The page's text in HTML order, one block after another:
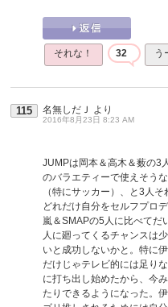
それな！ 32 う
115 名無しだＪ より
2016年8月23日 8:23 AM
JUMPは岡本＆高木＆薮の3
のバラエティーで使えそう
（特にサッカー）、と3人
どれだけ自分をセルフプロ
嵐＆SMAPの5人に比べてだ
人に廻ってくるチャンスは
いと成功しないかと。特に
だけじゃテレビ的には足り
に打ち出し始めたから、今
たりできるようになった。